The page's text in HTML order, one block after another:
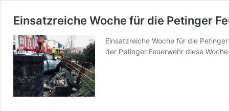
Einsatzreiche Woche für die Petinger
Einsatzreiche Woche für die
der Petinger Feuerwehr diese